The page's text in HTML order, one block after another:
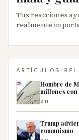
Tus reacciones
realmente
ARTÍCULOS
Hombre de
millones con
3H
Trump
comunismo